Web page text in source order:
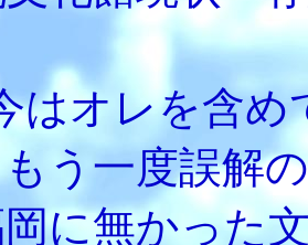
はオレを含め
もう一度誤解
に無かった